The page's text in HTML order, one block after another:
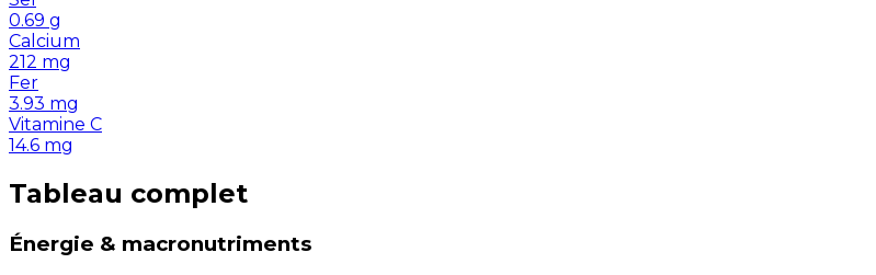
0.69 g
Calcium
212 mg
Fer
3.93 mg
Vitamine C
14.6 mg
Tableau complet
Énergie & macronutriments